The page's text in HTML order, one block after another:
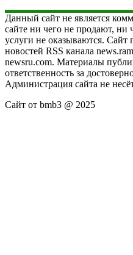
Данный сайт не является
сайте ни чего не продают, ни
услуги не оказываются. Сайт
новостей RSS канала
newsru.com. Материалы
ответственность за
Администрация сайта не
Сайт от bmb3 @ 2025